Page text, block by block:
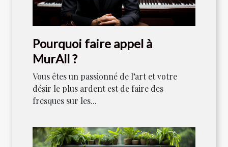
Pourquoi faire appel à
MurAll ?
Vous êtes un passionné de l’art et votre
désir le plus ardent est de faire des
fresques sur les...